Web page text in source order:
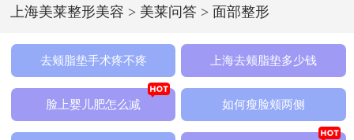
上海美莱整形美容 > 美莱问答 > 面部整形
去颊脂垫手术疼不疼 上海去颊脂垫多少钱
脸上婴儿肥怎么减 如何瘦脸颊两侧